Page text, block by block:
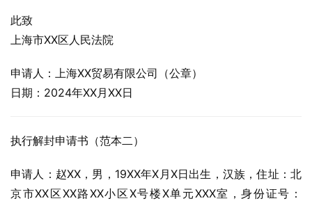
此致
上海市XX区人民法院
申请人：上海XX贸易有限公司（公章）
日期：2024年XX月XX日
执行解封申请书（范本二）
申请人：赵XX，男，19XX年X月X日出生，汉族，住址：北
京市XX区XX路XX小区X号楼X单元XXX室，身份证号：